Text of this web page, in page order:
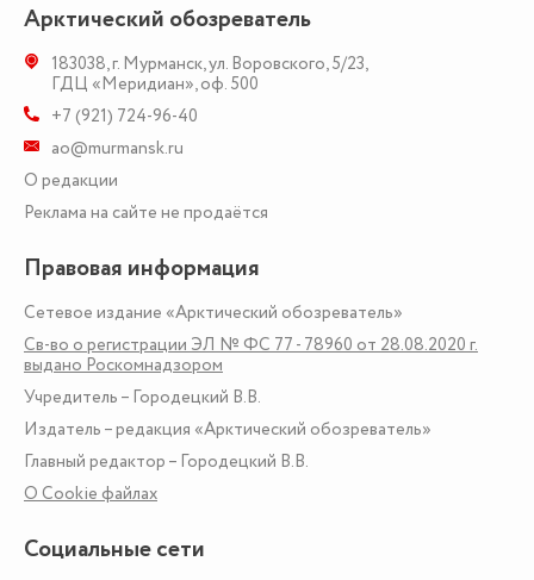
Арктический обозреватель
183038,г. Мурманск,ул. Воровского, 5/23,
ГДЦ «Меридиан», оф. 500
+7 (921) 724-96-40
ao@murmansk.ru
О редакции
Реклама на сайте не продаётся
Правовая информация
Сетевое издание «Арктический обозреватель»
Св-во о регистрации ЭЛ № ФС 77 - 78960 от 28.08.2020 г.
выдано Роскомнадзором
Учредитель – Городецкий В.В.
Издатель – редакция «Арктический обозреватель»
Главный редактор – Городецкий В.В.
О Сookie файлах
Социальные сети